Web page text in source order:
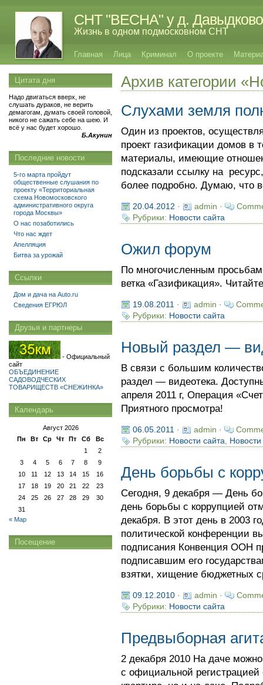
СНТ "ВЕСНА" у д. Давыдково
Жизнь в одном подмосковном СНТ
Главная Лица Криминал О проекте
Архив категории
Слухами земля
Один из проектов,
проект газификации домов в
материалы, имеющие
подсказали ссылку на
более подробно. Думаю, что
20.04.2012 · admin ·
Рубрики: Новости сайта
Ожил форум
По многочисленным
ветка «Газификация».
19.08.2011· admin ·
Рубрики: Новости сайта
Новый раздел —
В связи с большим
раздел — видеотека.
апреля 2011 г, Операция
Приятного просмотра!
06.05.2011· admin ·
Рубрики: Новости сайта,
День борьбы с
Сегодня, 9 декабря — День
день борьбы с коррупцией
декабря. В этот день в 2003
политической конференции
подписания Конвенция ООН
подписавшим его
взятки, хищение бюджетных
09.12.2010· admin ·
Рубрики: Новости сайта
Предвыборная
2 декабря 2010 На даче
с официальной регистрацией
Цитата дня
Надо двигаться вверх, не
слушать дураков, не верить
демагогам, думать своей головой,
никого не сажать себе на шею. И
всё у нас будет хорошо.
Б.Акунин
Последние новости
5-го марта пройдут
общественные слушания по
проекту «Территориальная
схема Новомосковского
административного округа
города Москвы»
О нас позаботились
Что нас ждет
Апелляция
Битва за урожай
Ссылки
Дом и дача на Auto.ru
Сведения ЕГРЮЛ
Друзья и партнеры
- Официальный
сайт
ОБЪЕДИНЕНИЕ
САДОВОДЧЕСКИХ
ТОВАРИЩЕСТВ «СНЕЖИНКА»
Календарь
Август 2026
Пн
Вт Ср Чт Пт Сб
Вс
1
2
3
4 5 6 7 8
9
10
11 12 13 14 15
16
17
18 19 20 21 22
23
24
25 26 27 28 29
30
31
« Мар
Посещение